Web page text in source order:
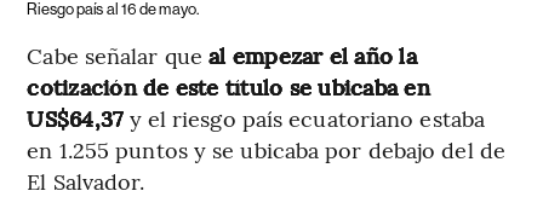
Riesgo país al 16 de mayo.
Cabe señalar queal empezar el año la
cotización de este título se ubicaba en
US$64,37 y el riesgo país ecuatoriano estaba
en 1.255 puntos y se ubicaba por debajo del de
El Salvador.